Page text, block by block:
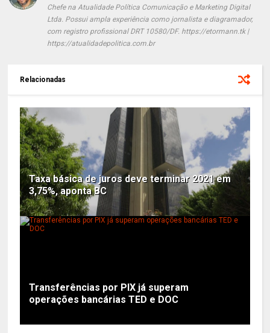
Chefe na Atualidade Política Comunicação e Marketing Digital
Ltda. Possui ampla experiência como jornalista e diagramador,
com registro profissional DRT 10580/DF. https://etormann.tk |
https://atualidadepolitica.com.br
Relacionadas
Taxa básica de juros deve terminar 2021 em
3,75%, aponta BC
Transferências por PIX já superam
operações bancárias TED e DOC